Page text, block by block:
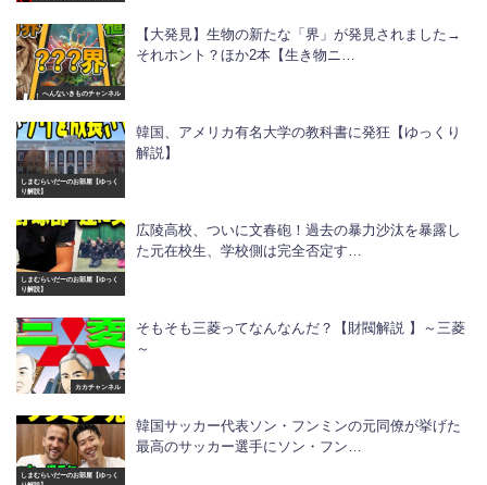
へんないきものチャンネル
【大発見】生物の新たな「界」が発見されました→
それホント？ほか2本【生き物ニ…
しまむらいだーのお部屋【ゆっく
り解説】
韓国、アメリカ有名大学の教科書に発狂【ゆっくり
解説】
しまむらいだーのお部屋【ゆっく
り解説】
広陵高校、ついに文春砲！過去の暴力沙汰を暴露し
た元在校生、学校側は完全否定す…
カカチャンネル
そもそも三菱ってなんなんだ？【財閥解説 】～三菱
～
しまむらいだーのお部屋【ゆっく
韓国サッカー代表ソン・フンミンの元同僚が挙げた
最高のサッカー選手にソン・フン…